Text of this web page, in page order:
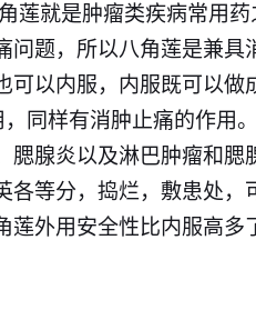
莲就是肿瘤类疾病常用
问题，所以八角莲是兼具
以内服，内服既可以做
同样有消肿止痛的作用
腺炎以及淋巴肿瘤和腮
等分，捣烂，敷患处，
莲外用安全性比内服高多